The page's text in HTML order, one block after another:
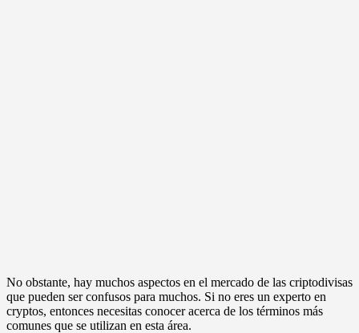
No obstante, hay muchos aspectos en el mercado de las criptodivisas
que pueden ser confusos para muchos. Si no eres un experto en
cryptos, entonces necesitas conocer acerca de los términos más
comunes que se utilizan en esta área.